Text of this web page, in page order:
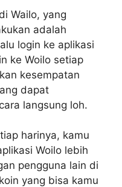
Wailo, yang
adalah
login ke aplikasi
ke Woilo setiap
kesempatan
dapat
langsung loh.
harinya, kamu
Woilo lebih
pengguna lain di
yang bisa kamu